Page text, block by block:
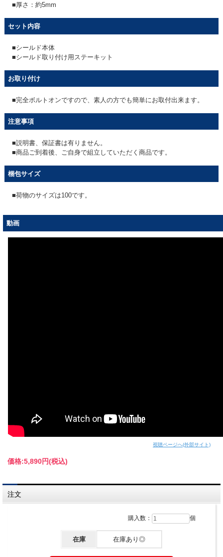
■厚さ：約5mm
セット内容
■シールド本体
■シールド取り付け用ステーキット
お取り付け
■完全ボルトオンですので、素人の方でも簡単にお取付出来ます。
注意事項
■説明書、保証書は有りません。
■商品ご到着後、ご自身で組立していただく商品です。
梱包サイズ
■荷物のサイズは100です。
動画
視聴ページへ(外部サイト)
価格:5,890円(税込)
注文
購入数： 個
在庫 在庫あり◎